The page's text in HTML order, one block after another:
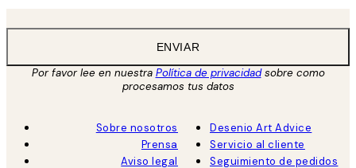
ENVIAR
Por favor lee en nuestra Política de privacidadsobre como
procesamos tus datos
Sobre nosotros
Prensa
Aviso legal
Desenio Art Advice
Servicio al cliente
Seguimiento de pedidos